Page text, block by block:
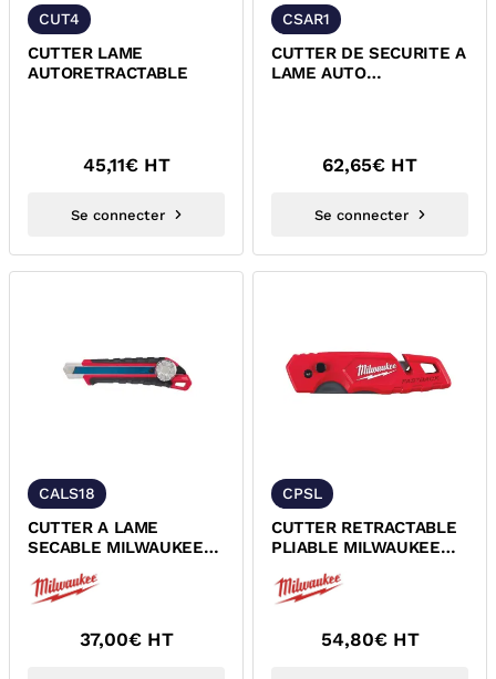
CUT4
CUTTER LAME
AUTORETRACTABLE
45,11€ HT
Se connecter
CSAR1
CUTTER DE SECURITE A
LAME AUTO
62,65€ HT
Se connecter
CALS18
CUTTER A LAME
SECABLE MILWAUKEE
37,00€ HT
CPSL
CUTTER RETRACTABLE
PLIABLE MILWAUKEE
54,80€ HT